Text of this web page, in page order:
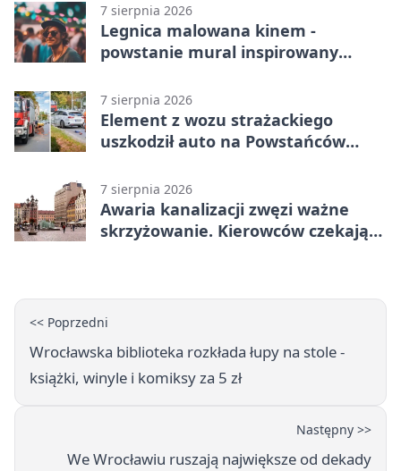
7 sierpnia 2026
Legnica malowana kinem -
powstanie mural inspirowany
7 sierpnia 2026
Element z wozu strażackiego
uszkodził auto na Powstańców
7 sierpnia 2026
Awaria kanalizacji zwęzi ważne
skrzyżowanie. Kierowców czekają
<< Poprzedni
Wrocławska biblioteka rozkłada łupy na stole -
książki, winyle i komiksy za 5 zł
Następny >>
We Wrocławiu ruszają największe od dekady